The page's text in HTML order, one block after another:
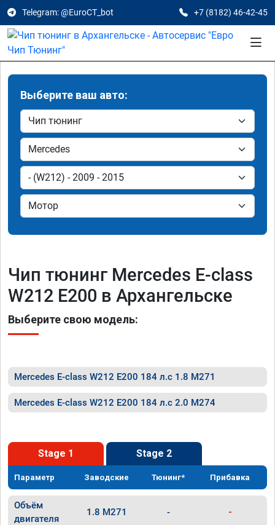
Telegram: @EuroCT_bot +7 (8182) 46-42-45
Выберите ваш авто:
Чип тюнинг Mercedes E-class
W212 E200 в Архангельске
Выберите свою модель:
Mercedes E-class W212 E200 184 л.с 1.8 M271
Mercedes E-class W212 E200 184 л.с 2.0 M274
Stage 1 Stage 2
Параметр Заводские Тюнинг* Прибавка
Объём
двигателя
1.8 M271 - -